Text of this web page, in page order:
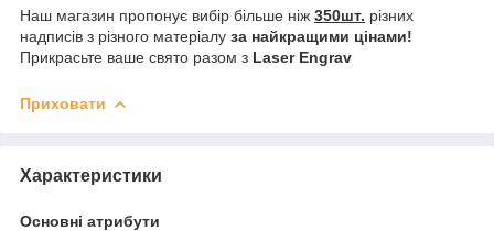
Наш магазин пропонує вибір більше ніж 350шт. різних
надписів з різного матеріалу за найкращими цінами!
Прикрасьте ваше свято разом з Laser Engrav
Приховати
Характеристики
Основні атрибути